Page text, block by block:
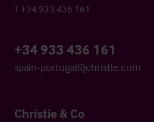
T +34 933 436 161
+34 933 436 161
spain-portugal@christie.com
Christie & Co